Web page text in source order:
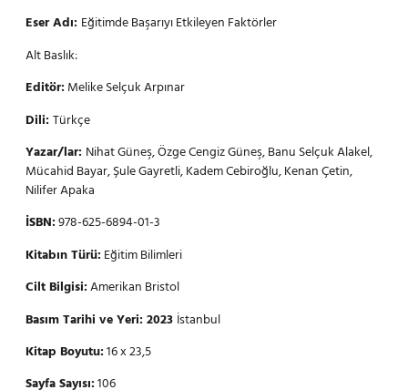
Eser Adı: Eğitimde Başarıyı Etkileyen Faktörler
Alt Baslık:
Editör:Melike Selçuk Arpınar
Dili:Türkçe
Yazar/lar: Nihat Güneş, Özge Cengiz Güneş, Banu Selçuk Alakel,
Mücahid Bayar, Şule Gayretli, Kadem Cebiroğlu, Kenan Çetin,
Nilifer Apaka
İSBN:978-625-6894-01-3
Kitabın Türü:Eğitim Bilimleri
Cilt Bilgisi:Amerikan Bristol
Basım Tarihi ve Yeri: 2023 İstanbul
Kitap Boyutu:16 x 23,5
Sayfa Sayısı:106